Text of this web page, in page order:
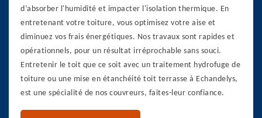
d’absorber l'humidité et impacter l'isolation thermique. En
entretenant votre toiture, vous optimisez votre aise et
diminuez vos frais énergétiques. Nos travaux sont rapides et
opérationnels, pour un résultat irréprochable sans souci.
Entretenir le toit que ce soit avec un traitement hydrofuge de
toiture ou une mise en étanchéité toit terrasse à Echandelys,
est une spécialité de nos couvreurs, faites-leur confiance.